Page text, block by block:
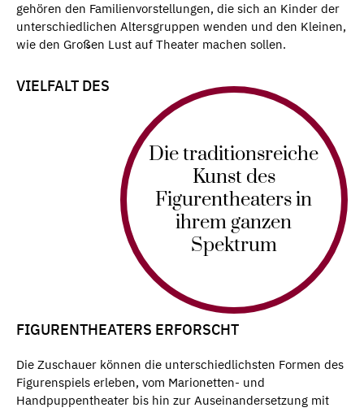
gehören den Familienvorstellungen, die sich an Kinder der
unterschiedlichen Altersgruppen wenden und den Kleinen,
wie den Großen Lust auf Theater machen sollen.
Die traditionsreiche
Kunst des
Figurentheaters in
ihrem ganzen
Spektrum
VIELFALT DES
FIGURENTHEATERS ERFORSCHT
Die Zuschauer können die unterschiedlichsten Formen des
Figurenspiels erleben, vom Marionetten- und
Handpuppentheater bis hin zur Auseinandersetzung mit